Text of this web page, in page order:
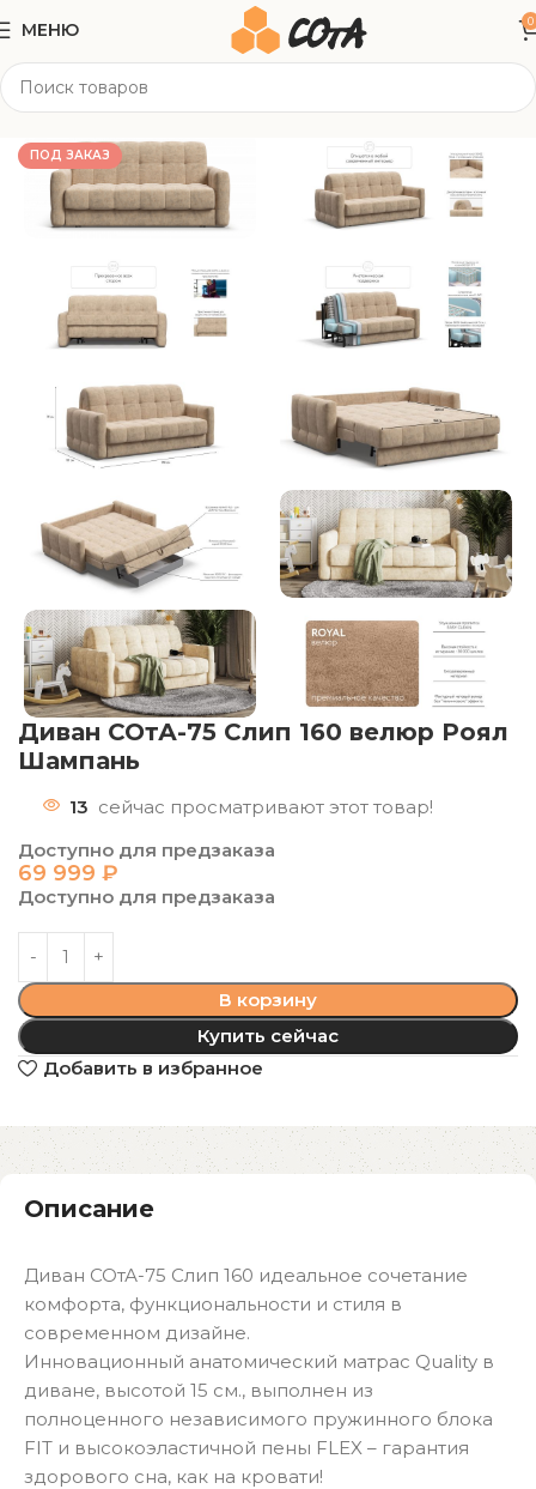
МЕНЮ 0
Мягкая мебель
ПОД ЗАКАЗ
Диван СОтА-75 Слип 160 велюр Роял
Шампань
13 сейчас просматривают этот товар!
Доступно для предзаказа
69 999 ₽
Доступно для предзаказа
В корзину
Купить сейчас
Добавить в избранное
Описание
Диван СОтА-75 Слип 160 идеальное сочетание
комфорта, функциональности и стиля в
современном дизайне.
Инновационный анатомический матрас Quality в
диване, высотой 15 см., выполнен из
полноценного независимого пружинного блока
FIT и высокоэластичной пены FLEX – гарантия
здорового сна, как на кровати!